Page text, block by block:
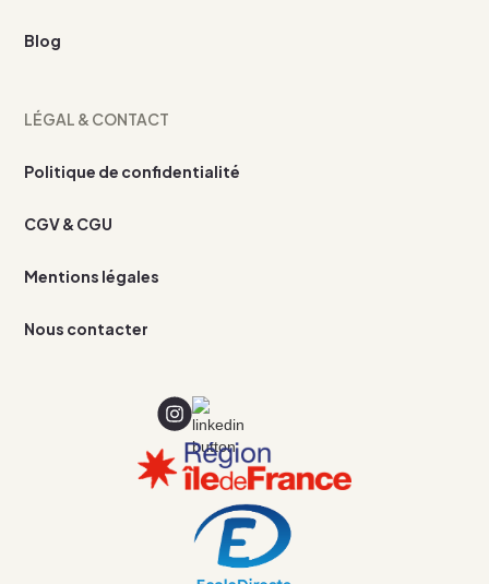
Blog
LÉGAL & CONTACT
Politique de confidentialité
CGV & CGU
Mentions légales
Nous contacter